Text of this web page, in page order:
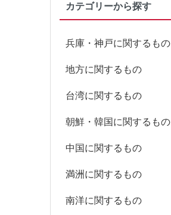
カテゴリーから探す
兵庫・神戸に関するもの
地方に関するもの
台湾に関するもの
朝鮮・韓国に関するもの
中国に関するもの
満洲に関するもの
南洋に関するもの